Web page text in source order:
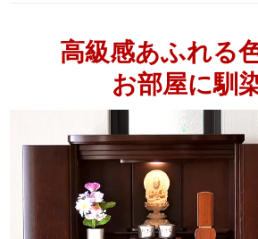
約22.5kg
■お位牌・仏具の推奨サイズ
19cm前後
豆代～20代
3.5～4.0寸
2.5～3.0寸
■仕様
高級感あふれる
お部屋に馴